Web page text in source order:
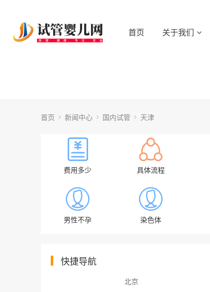
首页 关于我们
首页 新闻中心 国内试管 天津
费用多少 具体流程
男性不孕 染色体
快捷导航
北京